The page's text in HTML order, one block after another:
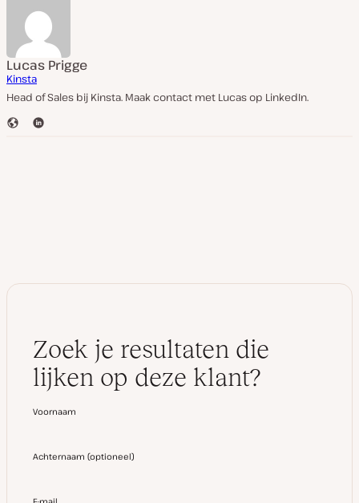
Lucas Prigge
Kinsta
Head of Sales bij Kinsta. Maak contact met Lucas op LinkedIn.
W
L
Zoek je resultaten die
lijken op deze klant?
Voornaam
Achternaam (optioneel)